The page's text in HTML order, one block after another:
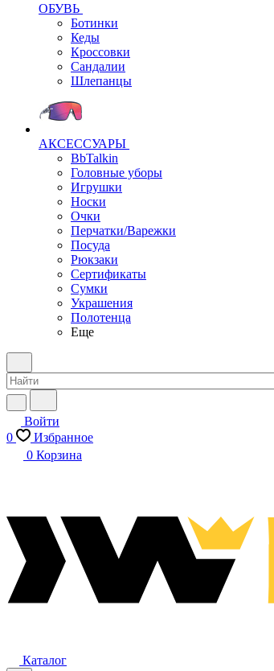
ОБУВЬ
Ботинки
Кеды
Кроссовки
Сандалии
Шлепанцы
АКСЕССУАРЫ
BbTalkin
Головные уборы
Игрушки
Носки
Очки
Перчатки/Варежки
Посуда
Рюкзаки
Сертификаты
Сумки
Украшения
Полотенца
Еще
Войти
0
Избранное
0 Корзина
Каталог